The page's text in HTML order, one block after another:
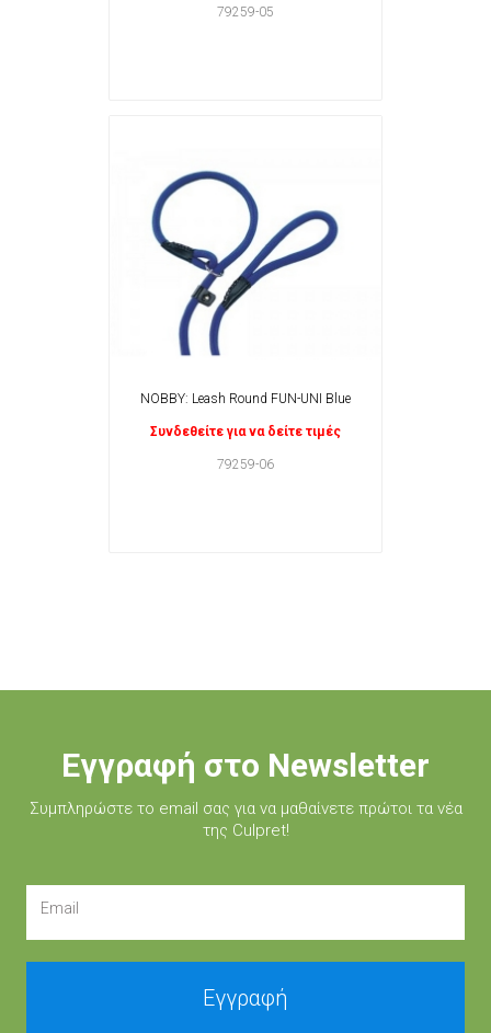
79259-05
NOBBY: Leash Round FUN-UNI Blue
Συνδεθείτε για να δείτε τιμές
79259-06
Εγγραφή στο Newsletter
Συμπληρώστε τo email σας για να μαθαίνετε πρώτοι τα νέα
της Culpret!
Email
Εγγραφή